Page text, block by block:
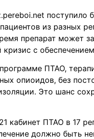
поступило
из разных
препарат может
с
ПТАО,
опиоидов, без
Это шанс
кабинет ПТАО в 17
должно быть